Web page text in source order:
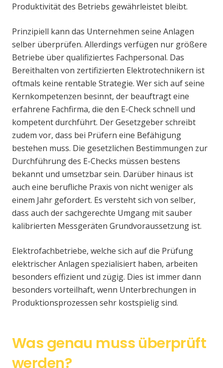
Produktivität des Betriebs gewährleistet bleibt.
Prinzipiell kann das Unternehmen seine Anlagen
selber überprüfen. Allerdings verfügen nur größere
Betriebe über qualifiziertes Fachpersonal. Das
Bereithalten von zertifizierten Elektrotechnikern ist
oftmals keine rentable Strategie. Wer sich auf seine
Kernkompetenzen besinnt, der beauftragt eine
erfahrene Fachfirma, die den E-Check schnell und
kompetent durchführt. Der Gesetzgeber schreibt
zudem vor, dass bei Prüfern eine Befähigung
bestehen muss. Die gesetzlichen Bestimmungen zur
Durchführung des E-Checks müssen bestens
bekannt und umsetzbar sein. Darüber hinaus ist
auch eine berufliche Praxis von nicht weniger als
einem Jahr gefordert. Es versteht sich von selber,
dass auch der sachgerechte Umgang mit sauber
kalibrierten Messgeräten Grundvoraussetzung ist.
Elektrofachbetriebe, welche sich auf die Prüfung
elektrischer Anlagen spezialisiert haben, arbeiten
besonders effizient und zügig. Dies ist immer dann
besonders vorteilhaft, wenn Unterbrechungen in
Produktionsprozessen sehr kostspielig sind.
Was genau muss überprüft
werden?